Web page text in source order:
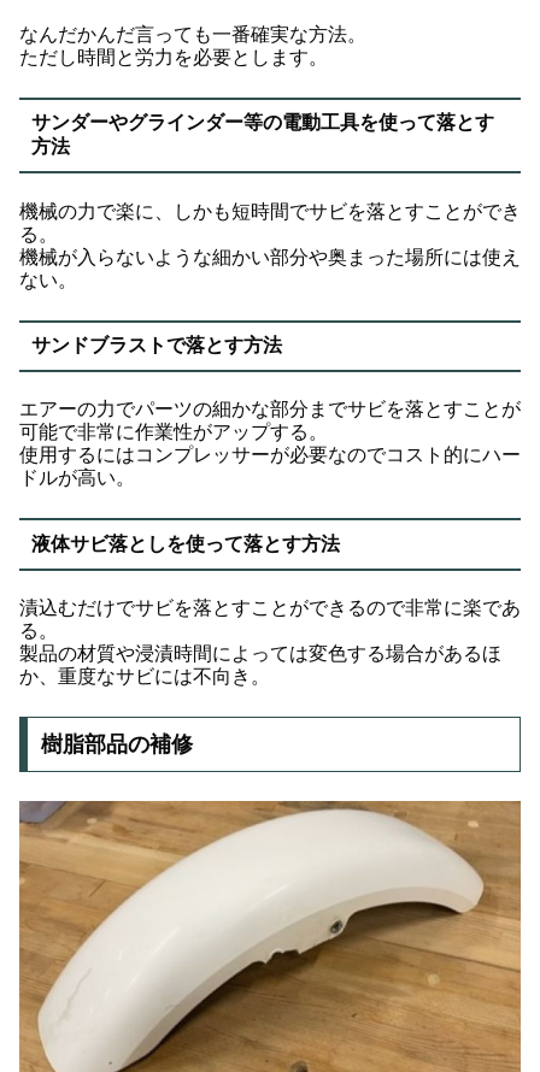
なんだかんだ言っても一番確実な方法。
ただし時間と労力を必要とします。
サンダーやグラインダー等の電動工具を使って落とす
方法
機械の力で楽に、しかも短時間でサビを落とすことができ
る。
機械が入らないような細かい部分や奥まった場所には使え
ない。
サンドブラストで落とす方法
エアーの力でパーツの細かな部分までサビを落とすことが
可能で非常に作業性がアップする。
使用するにはコンプレッサーが必要なのでコスト的にハー
ドルが高い。
液体サビ落としを使って落とす方法
漬込むだけでサビを落とすことができるので非常に楽であ
る。
製品の材質や浸漬時間によっては変色する場合があるほ
か、重度なサビには不向き。
樹脂部品の補修